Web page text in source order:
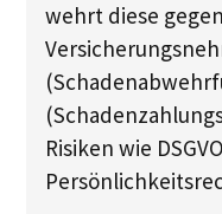
wehrt diese
Risiken wie